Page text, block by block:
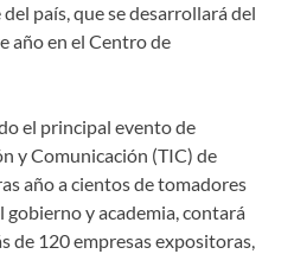
país, que se desarrollará del
año en el Centro de
el principal evento de
y Comunicación (TIC) de
año a cientos de tomadores
gobierno y academia, contará
de 120 empresas expositoras,